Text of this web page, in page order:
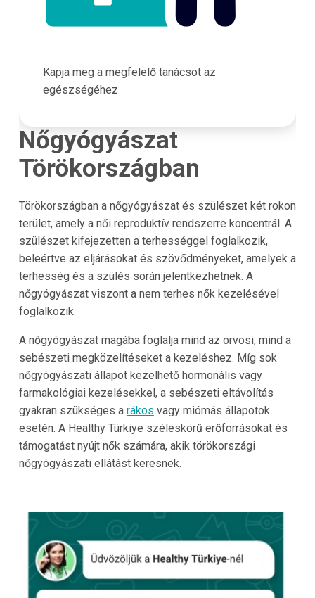
Kapja meg a megfelelő tanácsot az
egészségéhez
Nőgyógyászat
Törökországban
Törökországban a nőgyógyászat és szülészet két rokon
terület, amely a női reproduktív rendszerre koncentrál. A
szülészet kifejezetten a terhességgel foglalkozik,
beleértve az eljárásokat és szövődményeket, amelyek a
terhesség és a szülés során jelentkezhetnek. A
nőgyógyászat viszont a nem terhes nők kezelésével
foglalkozik.
A nőgyógyászat magába foglalja mind az orvosi, mind a
sebészeti megközelítéseket a kezeléshez. Míg sok
nőgyógyászati állapot kezelhető hormonális vagy
farmakológiai kezelésekkel, a sebészeti eltávolítás
gyakran szükséges a rákos vagy miómás állapotok
esetén. A Healthy Türkiye széleskörű erőforrásokat és
támogatást nyújt nők számára, akik törökországi
nőgyógyászati ellátást keresnek.